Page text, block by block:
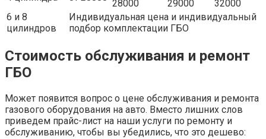
28000
29000
32000
6 и 8
цилиндров
Индивидуальная цена и индивидуальный
подбор комплектации ГБО
Стоимость обслуживания и ремонт
ГБО
Может появится вопрос о цене обслуживания и ремонта
газового оборудования на авто. Вместо лишних слов
приведем прайс-лист на наши услуги по ремонту и
обслуживанию, чтобы вы убедились, что это дешево: